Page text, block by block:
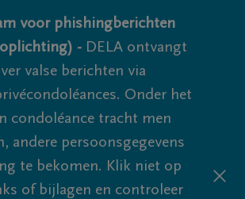
voor phishingberichten
- DELA ontvangt
valse berichten via
Onder het
condoléance tracht men
andere persoonsgegevens
te bekomen. Klik niet op
of bijlagen en controleer